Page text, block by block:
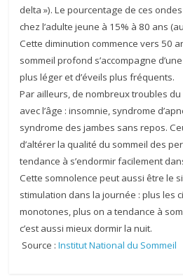
delta »). Le pourcentage de ces
chez l’adulte jeune à 15% à 80 ans
Cette diminution commence vers 50
sommeil profond s’accompagne
plus léger et d’éveils plus fréquents.
Par ailleurs, de nombreux troubles
avec l’âge : insomnie, syndrome
syndrome des jambes sans repos.
d’altérer la qualité du sommeil des
tendance à s’endormir facilement
Cette somnolence peut aussi être le
stimulation dans la journée : plus les
monotones, plus on a tendance à
c’est aussi mieux dormir la nuit.
Source :Institut National du Sommeil